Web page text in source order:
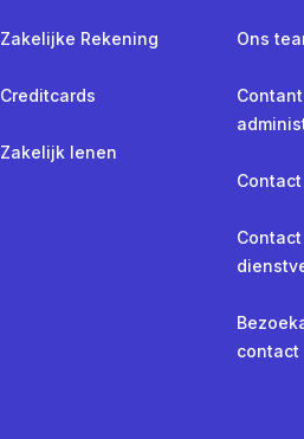
Zakelijke Rekening
Creditcards
Zakelijk lenen
Ons
Contant
Contact
contact